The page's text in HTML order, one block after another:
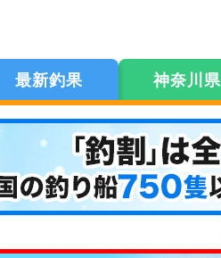
最新釣果 神奈川県